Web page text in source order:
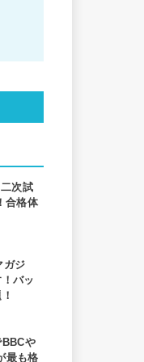
次試
合格体
ガジ
バッ
BBCや
最も格